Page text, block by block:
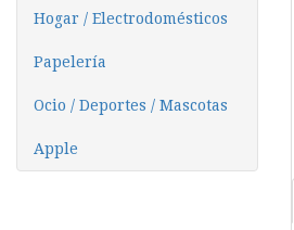
Hogar / Electrodomésticos
Papelería
Ocio / Deportes / Mascotas
Apple